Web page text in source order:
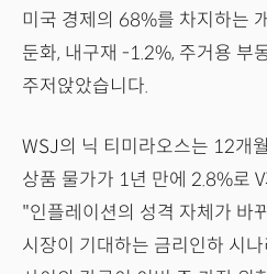
미국 경제의 68%를 차지하는
둔화, 내구재 -1.2%, 주거용 부
주저앉았습니다.
WSJ의 닉 티미라오스는 12개
상품 물가가 1년 만에 2.8%로
"인플레이션의 성격 자체가 바
시장이 기대하는 금리인하 시